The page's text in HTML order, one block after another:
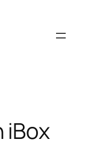
iBox